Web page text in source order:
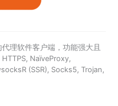
理软件客户端，功能强大且
NaïveProxy,
(SSR), Socks5, Trojan,